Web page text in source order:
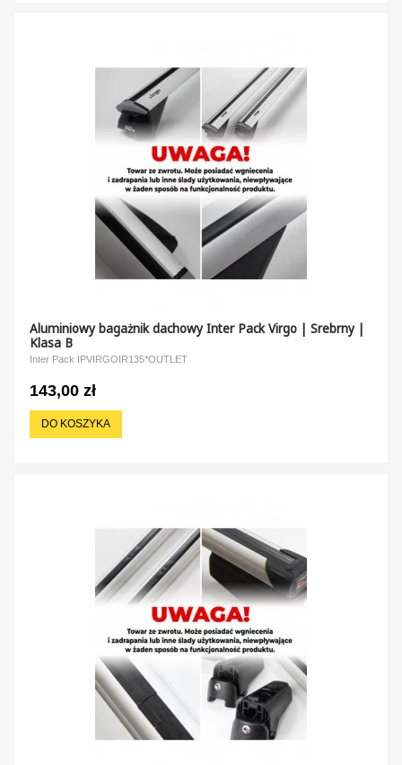
Aluminiowy bagażnik dachowy Inter Pack Virgo | Srebrny |
Klasa B
Inter Pack IPVIRGOIR135*OUTLET
143,00 zł
DO KOSZYKA